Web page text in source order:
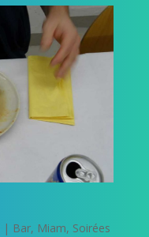
| Bar, Miam, Soirées